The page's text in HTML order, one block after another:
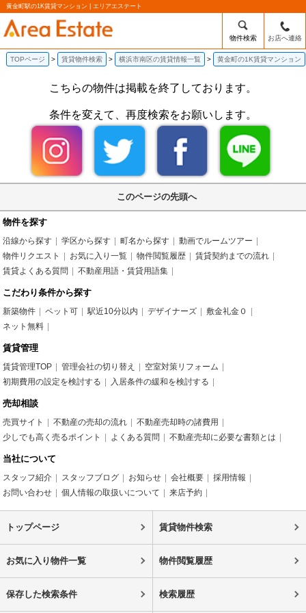
黄金町駅の1K賃貸マンション | エリアエステート
物件検索 お店へ連絡
TOPページ 賃貸物件検索 横浜市南区の賃貸情報一覧 黄金町の1K賃貸マンション
こちらの物件は掲載を終了しております。
条件を変えて、再度検索をお願いします。
このページの先頭へ
物件を探す
沿線から探す 学区から探す 町名から探す
動画でルームツアー
物件リクエスト
お気に入り一覧 物件閲覧履歴
賃貸契約までの流れ
賃貸よくある質問
不動産用語・賃貸用語集
こだわり条件から探す
新築物件 ペット可 駅近10分以内 デザイナーズ
敷金礼金０
ネット無料
賃貸管理
賃貸管理TOP 管理会社の切り替え
空室対策リフォーム
初期費用の設定を検討する
入居条件の緩和を検討する
売却相談
売買サイト 不動産の売却の流れ
不動産売却時の諸費用
少しでも高く売るポイント
よくある質問 不動産売却に必要な書類とは
当社について
スタッフ紹介 スタッフブログ お知らせ 会社概要
採用情報
お問い合わせ
個人情報の取扱いについて 来店予約
トップページ 賃貸物件検索
お気に入り物件一覧 物件閲覧履歴
保存した検索条件 検索履歴